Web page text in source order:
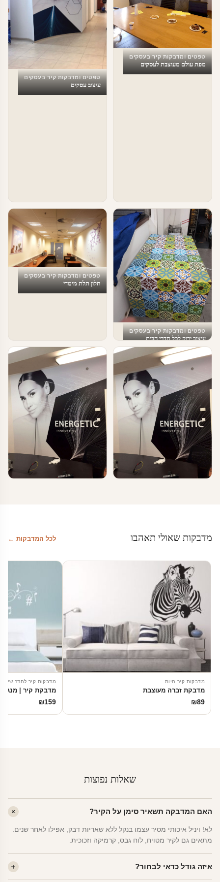
טפטים ומדבקות קיר בעסקים
מפת עולם מעוצבת לעסקים
טפטים ומדבקות קיר בעסקים
עיצוב עסקים
טפטים ומדבקות קיר בעסקים
עיצוב ירוק לכל חדרי הבית
טפטים ומדבקות קיר בעסקים
חלון תלת מימדי
מדבקות שאולי תאהבו לכל המדבקות ←
מדבקות קיר חיות
מדבקת זברה מעוצבת
₪89
מדבקות קיר לחדר שינה
מדבקת קיר |
₪159
שאלות נפוצות
האם המדבקה תשאיר סימן על הקיר?
לא! ויניל איכותי מסיר עצמו בנקל ללא שאריות דבק, אפילו לאחר שנים.
מתאים גם לקיר מטויח, לוח גבס, קרמיקה וזכוכית.
איזה גודל כדאי לבחור?